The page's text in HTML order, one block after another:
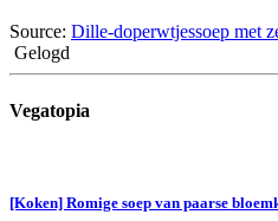
Source: Dille-doperwtjessoep met
Gelogd
Vegatopia
[Koken] Romige soep van paarse